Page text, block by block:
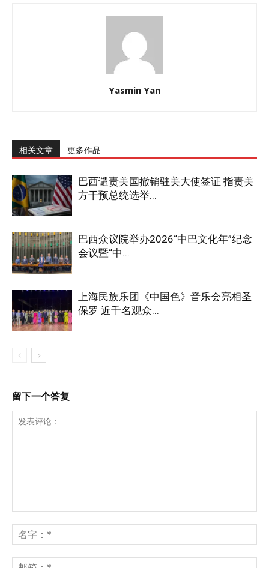
Yasmin Yan
相关文章 更多作品
巴西谴责美国撤销驻美大使签证 指责美
方干预总统选举...
巴西众议院举办2026“中巴文化年”纪念
会议暨“中...
上海民族乐团《中国色》音乐会亮相圣
保罗 近千名观众...
留下一个答复